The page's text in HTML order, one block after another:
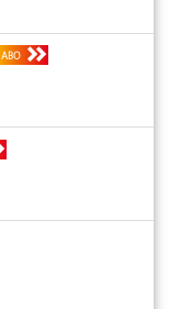
ABO